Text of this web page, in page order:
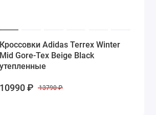
Кроссовки Adidas Terrex Winter
Mid Gore-Tex Beige Black
утепленные
10990 ₽ 13790 ₽